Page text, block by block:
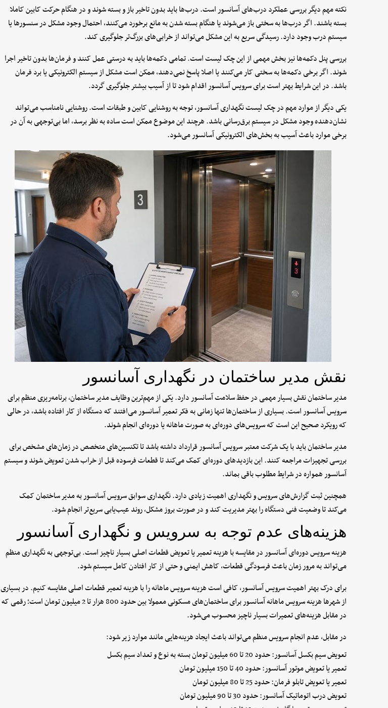
نکته مهم دیگر بررسی عملکرد درب‌های آسانسور است. درب‌ها باید بدون تاخیر باز و بسته شوند و در هنگام حرکت کابین کاملا
بسته باشند. اگر درب‌ها به سختی باز می‌شوند یا هنگام بسته شدن به مانع برخورد می‌کنند، احتمال وجود مشکل در سنسورها یا
سیستم درب وجود دارد. رسیدگی سریع به این مشکل می‌تواند از خرابی‌های بزرگ‌تر جلوگیری کند.
بررسی پنل دکمه‌ها نیز بخش مهمی از این چک لیست است. تمامی دکمه‌ها باید به درستی عمل کنند و فرمان‌ها بدون تاخیر اجرا
شوند. اگر برخی دکمه‌ها به سختی کار می‌کنند یا اصلا پاسخ نمی‌دهند، ممکن است مشکل از سیستم الکترونیکی یا برد فرمان
باشد. در این شرایط بهتر است برای سرویس آسانسور اقدام شود تا از آسیب بیشتر جلوگیری گردد.
یکی دیگر از موارد مهم در چک لیست نگهداری آسانسور، توجه به روشنایی کابین و طبقات است. روشنایی نامناسب می‌تواند
نشان‌دهنده وجود مشکل در سیستم برق‌رسانی باشد. هرچند این موضوع ممکن است ساده به نظر برسد، اما بی‌توجهی به آن در
برخی موارد باعث آسیب به بخش‌های الکترونیکی آسانسور می‌شود.
نقش مدیر ساختمان در نگهداری آسانسور
مدیر ساختمان نقش بسیار مهمی در حفظ سلامت آسانسور دارد. یکی از مهم‌ترین وظایف مدیر ساختمان، برنامه‌ریزی منظم برای
سرویس آسانسور است. بسیاری از ساختمان‌ها تنها زمانی به فکر تعمیر آسانسور می‌افتند که دستگاه از کار افتاده باشد، در حالی
که رویکرد صحیح این است که سرویس‌های دوره‌ای به صورت ماهانه یا دوره‌ای انجام شوند.
مدیر ساختمان باید با یک شرکت معتبر سرویس آسانسور قرارداد داشته باشد تا تکنسین‌های متخصص در زمان‌های مشخص برای
بررسی تجهیزات مراجعه کنند. این بازدیدهای دوره‌ای کمک می‌کند تا قطعات فرسوده قبل از خراب شدن تعویض شوند و سیستم
آسانسور همواره در شرایط مطلوب باقی بماند.
همچنین ثبت گزارش‌های سرویس و نگهداری اهمیت زیادی دارد. نگهداری سوابق سرویس آسانسور به مدیر ساختمان کمک
می‌کند تا وضعیت فنی دستگاه را بهتر مدیریت کند و در صورت بروز مشکل، روند عیب‌یابی سریع‌تر انجام شود.
هزینه‌های عدم توجه به سرویس و نگهداری آسانسور
هزینه سرویس دوره‌ای آسانسور در مقایسه با هزینه تعمیر یا تعویض قطعات اصلی بسیار ناچیز است. بی‌توجهی به نگهداری منظم
می‌تواند به مرور زمان باعث فرسودگی قطعات، کاهش ایمنی و حتی از کار افتادن کامل سیستم شود.
برای درک بهتر اهمیت سرویس آسانسور، کافی است هزینه سرویس ماهانه را با هزینه تعمیر قطعات اصلی مقایسه کنیم. در بسیاری
از شهرها هزینه سرویس ماهانه آسانسور برای ساختمان‌های مسکونی معمولا بین حدود 800 هزار تا 2 میلیون تومان است؛ رقمی که
در مقابل هزینه‌های تعمیرات بسیار ناچیز محسوب می‌شود.
در مقابل، عدم انجام سرویس منظم می‌تواند باعث ایجاد هزینه‌هایی مانند موارد زیر شود:
تعویض سیم بکسل آسانسور: حدود 20 تا 60 میلیون تومان بسته به نوع و تعداد سیم بکسل
تعمیر یا تعویض موتور آسانسور: حدود 40 تا 150 میلیون تومان
تعمیر یا تعویض تابلو فرمان: حدود 25 تا 80 میلیون تومان
تعویض درب اتوماتیک آسانسور: حدود 30 تا 90 میلیون تومان